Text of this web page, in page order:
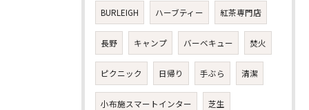
BURLEIGH ハーブティー 紅茶専門店
長野 キャンプ バーベキュー 焚火
ピクニック 日帰り 手ぶら 清潔
小布施スマートインター 芝生
お気軽にお問い合わせください